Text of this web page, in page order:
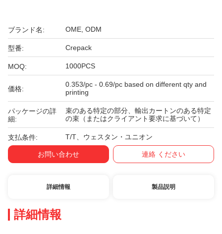
ブランド名: OME, ODM
型番: Crepack
MOQ: 1000PCS
価格:
0.353/pc - 0.69/pc based on different qty and
printing
パッケージの詳
細:
束のある特定の部分、輸出カートンのある特定
の束（またはクライアント要求に基づいて）
支払条件: T/T、ウェスタン・ユニオン
お問い合わせ 連絡 ください
詳細情報 製品説明
詳細情報